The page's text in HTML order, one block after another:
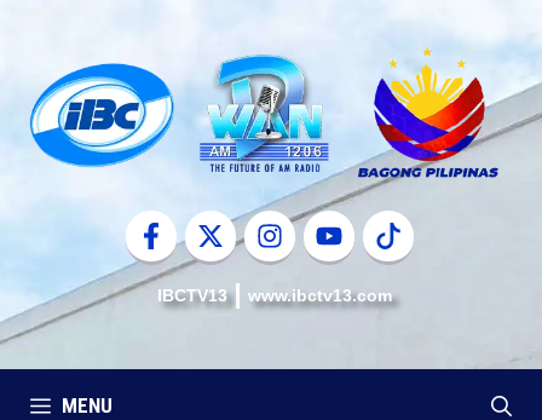
content
IBCTV13 www.ibctv13.com
MENU